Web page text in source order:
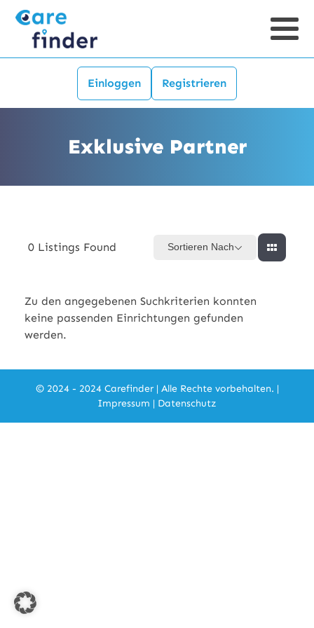
Einloggen Registrieren
Exklusive Partner
0 Listings Found Sortieren Nach
Zu den angegebenen Suchkriterien konnten
keine passenden Einrichtungen gefunden
werden.
© 2024 - 2024 Carefinder | Alle Rechte vorbehalten. |
Impressum | Datenschutz